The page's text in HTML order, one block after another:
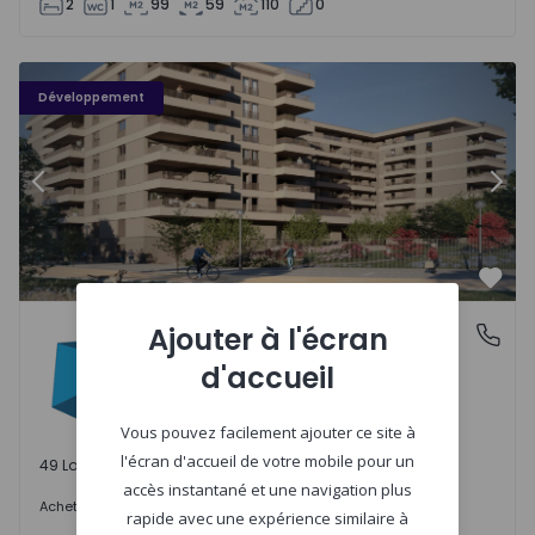
2 1 99 59 110 0
Développement
PLENO JARDIM - 3
Précédent
Águas Santas, PortoPLENO JARDIM
Águas Santas, Porto
49 Lots disponibles
Acheter 242.000 €
Ajouter à l'écran
d'accueil
Vous pouvez facilement ajouter ce site à
l'écran d'accueil de votre mobile pour un
accès instantané et une navigation plus
rapide avec une expérience similaire à